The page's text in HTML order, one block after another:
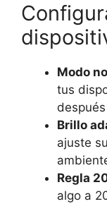
Modo
tus
Brillo
ajuste
Regla
algo a